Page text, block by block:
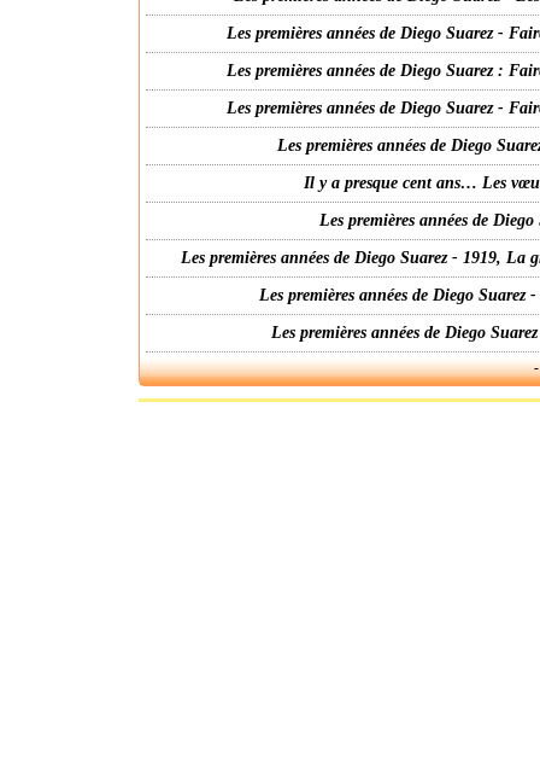
Les premières années de Diego Suarez -
Les premières années de Diego Suarez :
Les premières années de Diego Suarez -
Les premières années de Diego
Il y a presque cent ans… Les
Les premières années de
Les premières années de Diego Suarez - 1919,
Les premières années de Diego
Les premières années de Diego